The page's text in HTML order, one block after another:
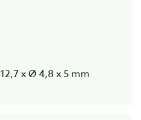
x Ø 4,8 x 5 mm